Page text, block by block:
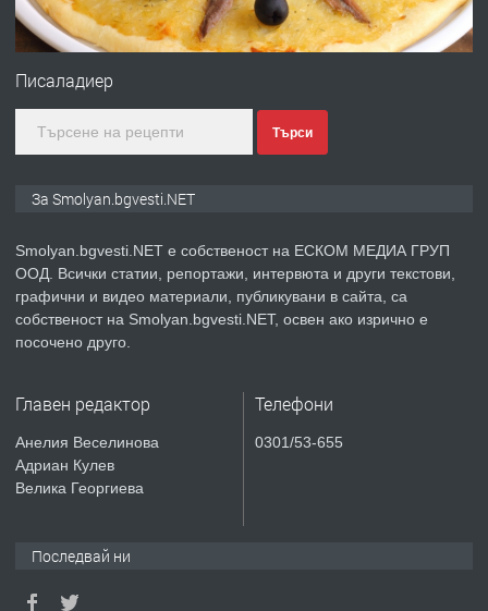
ПРЕДЛАГА Имот в Северна Гърция, до Кавала
преди 2 години
ПРЕДЛАГА КЪЩА В МАРОНЯ
ТЪРСИ
Писаладиер
Търси
За Smolyan.bgvesti.NET
Smolyan.bgvesti.NET е собственост на ЕСКОМ МЕДИА ГРУП
ООД. Всички статии, репортажи, интервюта и други текстови,
графични и видео материали, публикувани в сайта, са
собственост на Smolyan.bgvesti.NET, освен ако изрично е
посочено друго.
Главен редактор
Анелия Веселинова
Адриан Кулев
Велика Георгиева
Телефони
0301/53-655
Последвай ни